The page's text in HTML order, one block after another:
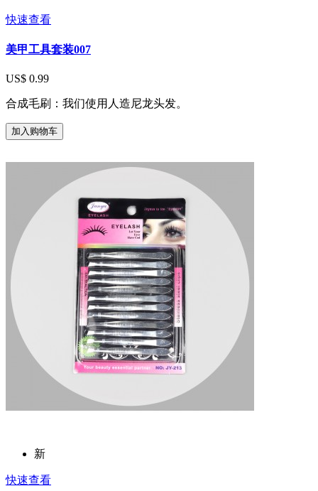
快速查看
美甲工具套装007
US$ 0.99
合成毛刷：我们使用人造尼龙头发。
加入购物车
新
快速查看